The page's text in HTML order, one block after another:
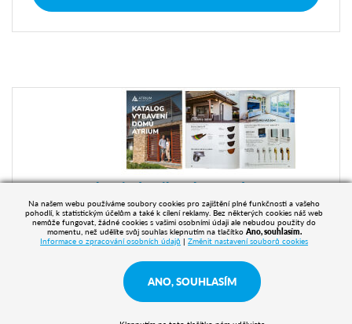
Zobrazit detaily vybavení domu
ZOBRAZIT DETAILY
Na našem webu používáme soubory cookies pro zajištění plné funkčnosti a vašeho
pohodlí, k statistickým účelům a také k cílení reklamy. Bez některých cookies náš web
nemůže fungovat, žádné cookies s vašimi osobními údaji ale nebudou použity do
momentu, než udělíte svůj souhlas klepnutím na tlačítko Ano, souhlasím.
Informace o zpracování osobních údajů |Změnit nastavení souborů cookies
ANO, SOUHLASÍM